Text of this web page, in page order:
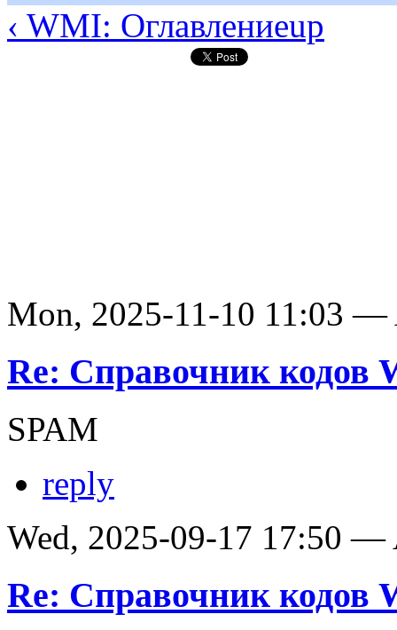
‹ WMI: Оглавлениеup
Mon, 2025-11-10 11:03 —
Re: Справочник кодов
SPAM
reply
Wed, 2025-09-17 17:50 —
Re: Справочник кодов